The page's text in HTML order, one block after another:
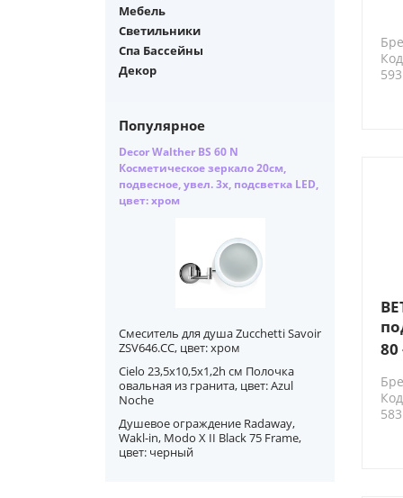
Мебель
Светильники
Спа Бассейны
Декор
Популярное
Decor Walther BS 60 N
Косметическое зеркало 20см,
подвесное, увел. 3x, подсветка LED,
цвет: хром
Смеситель для душа Zucchetti Savoir
ZSV646.CC, цвет: хром
Cielo 23,5x10,5x1,2h см Полочка
овальная из гранита, цвет: Azul
Noche
Душевое ограждение Radaway,
Wakl-in, Modo X II Black 75 Frame,
цвет: черный
80